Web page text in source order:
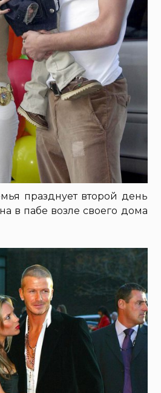
празднует второй день
в пабе возле своего дома